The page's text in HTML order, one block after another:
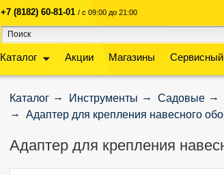
+7 (8182) 60-81-01 / с 09:00 до 21:00
Каталог Акции Магазины
Каталог Инструменты Садовые
Адаптер для крепления навесного
Адаптер для крепления